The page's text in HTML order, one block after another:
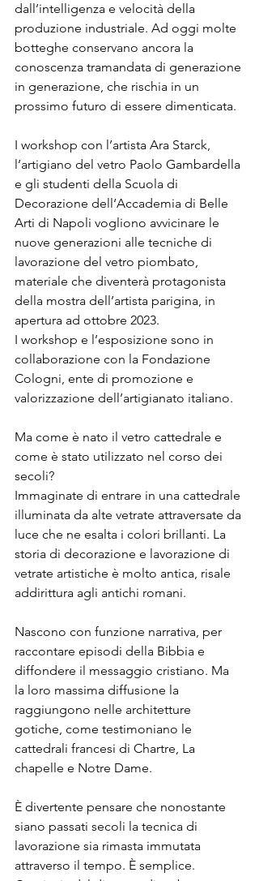
dall’intelligenza e velocità della
produzione industriale. Ad oggi molte
botteghe conservano ancora la
conoscenza tramandata di generazione
in generazione, che rischia in un
prossimo futuro di essere dimenticata.
I workshop con l’artista Ara Starck,
l’artigiano del vetro Paolo Gambardella
e gli studenti della Scuola di
Decorazione dell‘Accademia di Belle
Arti di Napoli vogliono avvicinare le
nuove generazioni alle tecniche di
lavorazione del vetro piombato,
materiale che diventerà protagonista
della mostra dell’artista parigina, in
apertura ad ottobre 2023.
I workshop e l’esposizione sono in
collaborazione con la Fondazione
Cologni, ente di promozione e
valorizzazione dell’artigianato italiano.
Ma come è nato il vetro cattedrale e
come è stato utilizzato nel corso dei
secoli?
Immaginate di entrare in una cattedrale
illuminata da alte vetrate attraversate da
luce che ne esalta i colori brillanti. La
storia di decorazione e lavorazione di
vetrate artistiche è molto antica, risale
addirittura agli antichi romani.
Nascono con funzione narrativa, per
raccontare episodi della Bibbia e
diffondere il messaggio cristiano. Ma
la loro massima diffusione la
raggiungono nelle architetture
gotiche, come testimoniano le
cattedrali francesi di Chartre, La
chapelle e Notre Dame.
È divertente pensare che nonostante
siano passati secoli la tecnica di
lavorazione sia rimasta immutata
attraverso il tempo. È semplice.